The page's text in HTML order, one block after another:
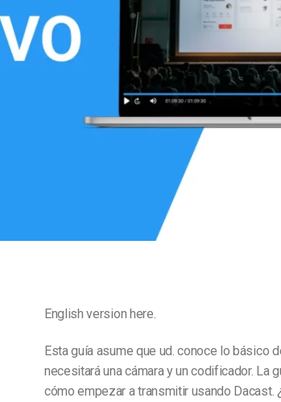
Privacidad y Seguridad
Marketing de Video
Aprendizaje en Línea
Emisoras de
English version here.
Esta guía asume que ud. conoce lo básico
necesitará una cámara y un codificador. La
cómo empezar a transmitir usando Dacast.